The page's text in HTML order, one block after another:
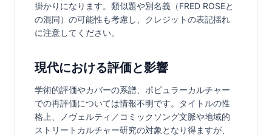
掛かりになります。類似題や別名義（FRED ROSEと
の混同）の可能性も考慮し、クレジットの表記揺れ
に注意してください。
現代における評価と影響
学術的評価やカバーの系譜、ポピュラーカルチャー
での再評価については情報不明です。タイトルの性
格上、ノヴェルティ／コミックソング文脈や地域的
ストリートカルチャー研究の対象となり得ますが、